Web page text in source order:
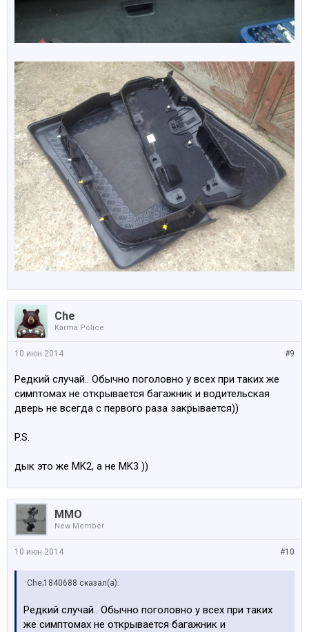
Che
Karma Police
#9
10 июн 2014
Редкий случай.. Обычно поголовно у всех при таких же
симптомах не открывается багажник и водительская
дверь не всегда с первого раза закрывается))
P.S.
дык это же MK2, а не MK3 ))
MMO
New Member
#10
10 июн 2014
Che;1840688 сказал(а):
Редкий случай.. Обычно поголовно у всех при таких
же симптомах не открывается багажник и